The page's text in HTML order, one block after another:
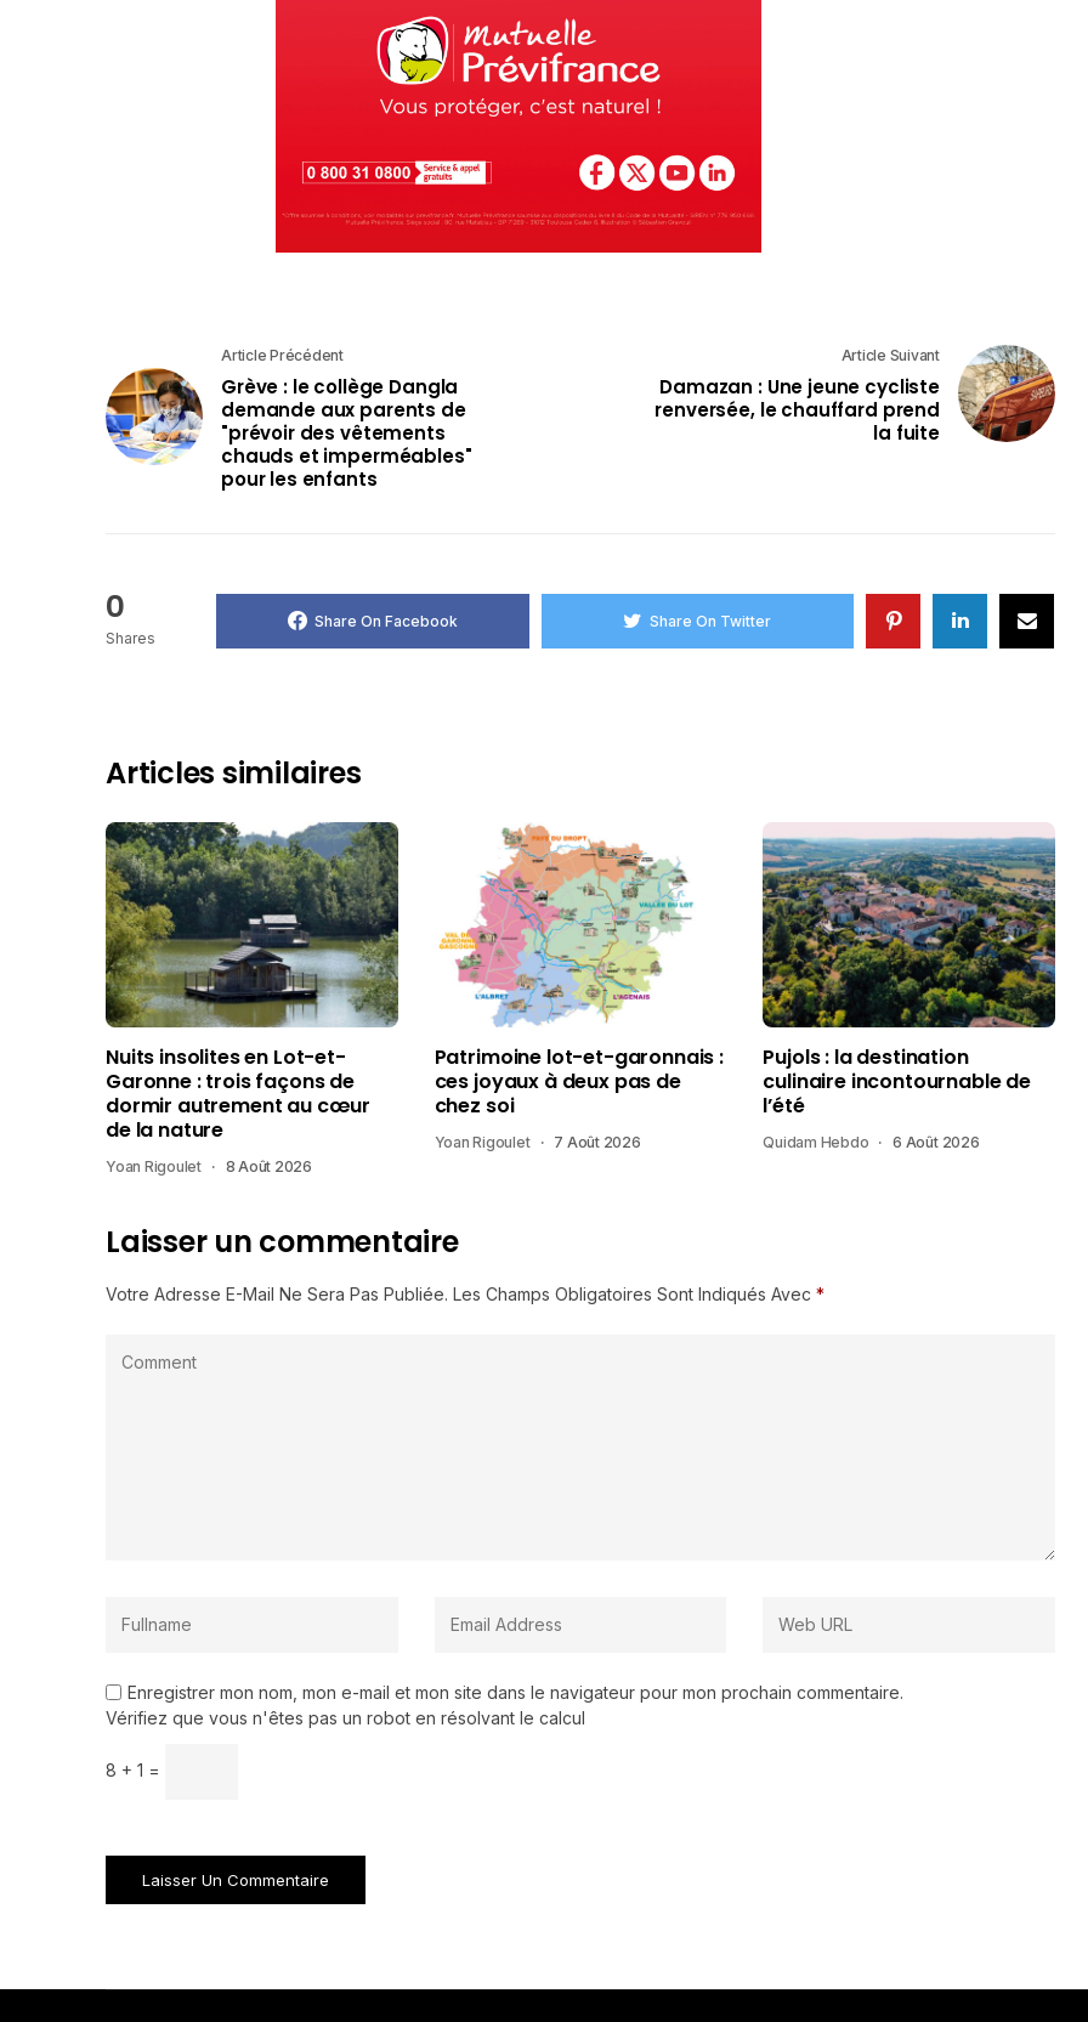
Article Précédent
Grève : le collège Dangla
demande aux parents de
"prévoir des vêtements
chauds et imperméables"
pour les enfants
Article Suivant
Damazan : Une jeune cycliste
renversée, le chauffard prend
la fuite
0
Shares
Share On Facebook Share On Twitter
Articles similaires
Nuits insolites en Lot-et-
Garonne : trois façons de
dormir autrement au cœur
de la nature
Yoan Rigoulet 8 Août 2026
Patrimoine lot-et-garonnais :
ces joyaux à deux pas de
chez soi
Yoan Rigoulet 7 Août 2026
Pujols : la destination
culinaire incontournable de
l’été
Quidam Hebdo 6 Août 2026
Laisser un commentaire
Votre Adresse E-Mail Ne Sera Pas Publiée. Les Champs Obligatoires Sont Indiqués Avec *
Enregistrer mon nom, mon e-mail et mon site dans le navigateur pour mon prochain commentaire.
Vérifiez que vous n'êtes pas un robot en résolvant le calcul
8 + 1 =